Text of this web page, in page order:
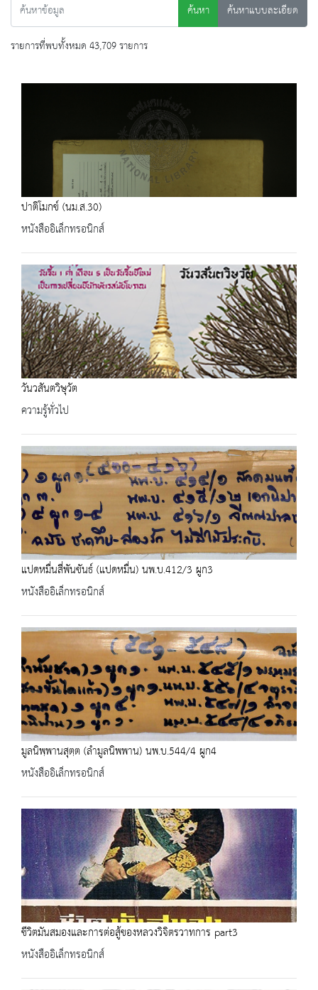
ค้นหา
ค้นหาแบบละเอียด
รายการที่พบทั้งหมด 43,709 รายการ
ปาติโมกข์ (นม.ส.30)
หนังสืออิเล็กทรอนิกส์
วันวสันตวิษุวัต
ความรู้ทั่วไป
แปดหมื่นสี่พันขันธ์ (แปดหมื่น) นพ.บ.412/3 ผูก3
หนังสืออิเล็กทรอนิกส์
มูลนิพฺพานสุตฺต (ลำมูลนิพพาน) นพ.บ.544/4 ผูก4
หนังสืออิเล็กทรอนิกส์
ชีวิตมันสมองและการต่อสู้ของหลวงวิจิตรวาทการ part3
หนังสืออิเล็กทรอนิกส์